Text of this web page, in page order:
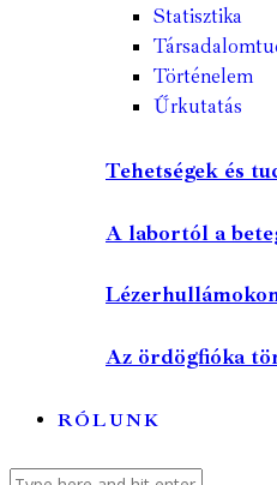
Statisztika
Történelem
Űrkutatás
Tehetségek és
A labortól a
Az ördögfióka
RÓLUNK